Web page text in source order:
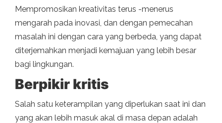
Mempromosikan kreativitas terus -menerus
mengarah pada inovasi, dan dengan pemecahan
masalah ini dengan cara yang berbeda, yang dapat
diterjemahkan menjadi kemajuan yang lebih besar
bagi lingkungan.
Berpikir kritis
Salah satu keterampilan yang diperlukan saat ini dan
yang akan lebih masuk akal di masa depan adalah